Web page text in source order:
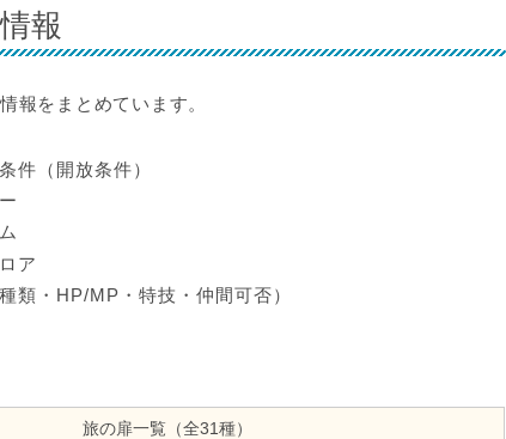
報
報をまとめています。
件（開放条件）
ア
類・HP/MP・特技・仲間可否）
旅の扉一覧（全31種）